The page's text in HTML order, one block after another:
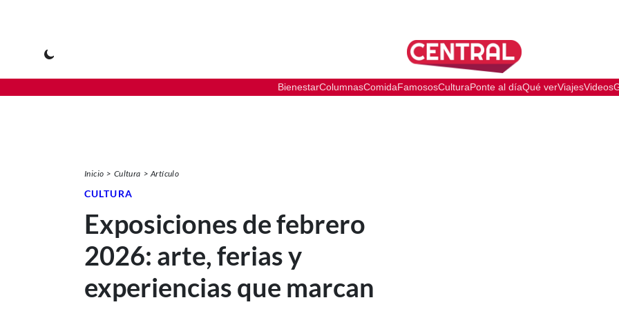
BienestarColumnasComidaFamososCulturaPonte al díaQué verViajesVideos
Inicio Cultura Artículo
CULTURA
Exposiciones de febrero
2026: arte, ferias y
experiencias que marcan